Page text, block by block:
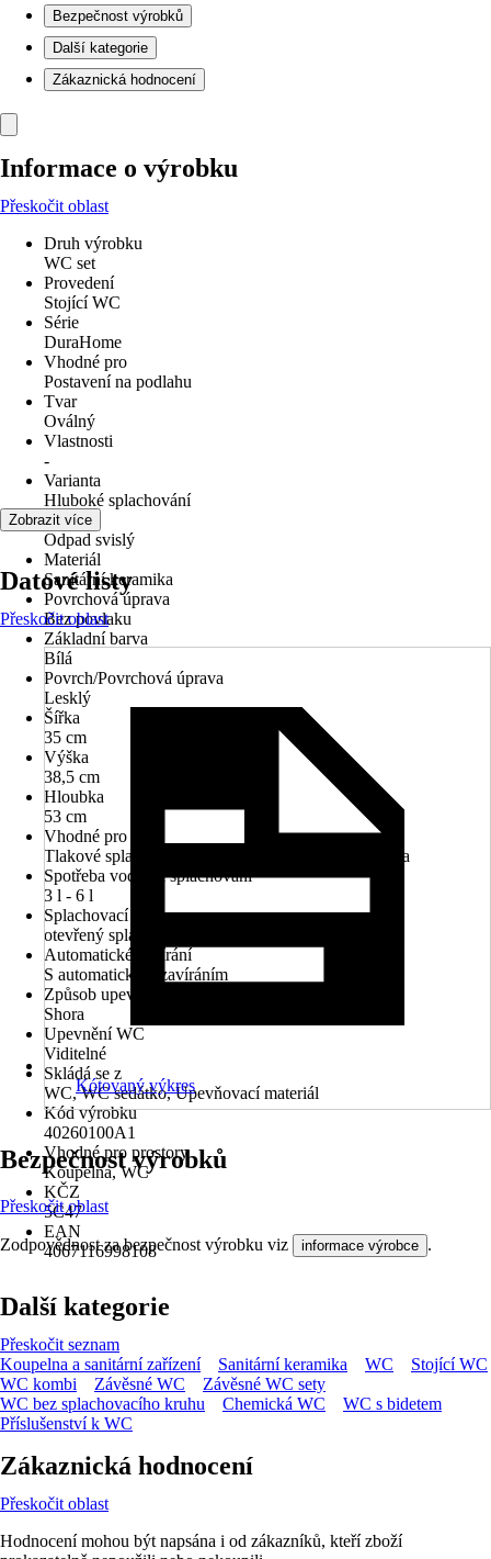
Bezpečnost výrobků
Další kategorie
Zákaznická hodnocení
Informace o výrobku
Přeskočit oblast
Druh výrobku
WC set
Provedení
Stojící WC
Série
DuraHome
Vhodné pro
Postavení na podlahu
Tvar
Oválný
Vlastnosti
-
Varianta
Hluboké splachování
Odpad
Odpad svislý
Materiál
Sanitární keramika
Povrchová úprava
Bez povlaku
Základní barva
Bílá
Povrch/Povrchová úprava
Lesklý
Šířka
35 cm
Výška
38,5 cm
Hloubka
53 cm
Vhodné pro
Tlakové splachování, Omítková splachovací nádržka
Spotřeba vody na splachování
3 l - 6 l
Splachovací kruh
otevřený splachovací kruh
Automatické zavírání
S automatickým zavíráním
Způsob upevnění WC sedátka
Shora
Upevnění WC
Viditelné
Skládá se z
WC, WC sedátko, Upevňovací materiál
Kód výrobku
40260100A1
Vhodné pro prostory
Koupelna, WC
KČZ
5C47
EAN
4067116998108
Zobrazit více
Datové listy
Přeskočit oblast
Kótovaný výkres
Bezpečnost výrobků
Přeskočit oblast
Zodpovědnost za bezpečnost výrobku viz informace výrobce .
Další kategorie
Přeskočit seznam
Koupelna a sanitární zařízení
Sanitární keramika WC
Stojící WC
WC kombi
Závěsné WC
Závěsné WC sety
WC bez splachovacího kruhu
Chemická WC
WC s bidetem
Příslušenství k WC
Zákaznická hodnocení
Přeskočit oblast
Hodnocení mohou být napsána i od zákazníků, kteří zboží